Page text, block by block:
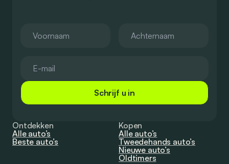
Schrijf u in
Ontdekken
Alle auto’s
Beste auto’s
Kopen
Alle auto’s
Tweedehands auto’s
Nieuwe auto’s
Oldtimers